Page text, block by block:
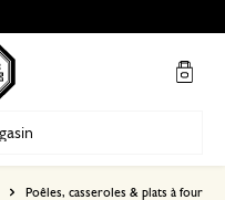
Poêles, casseroles & plats à four